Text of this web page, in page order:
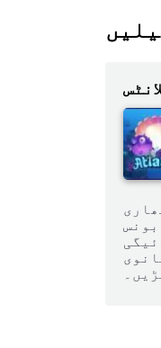
افسانوی